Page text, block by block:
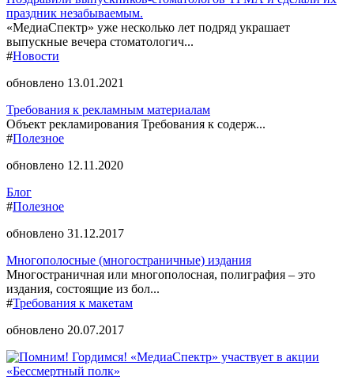
праздник незабываемым.
«МедиаСпектр» уже несколько лет подряд украшает
выпускные вечера стоматологич...
#Новости
обновлено 13.01.2021
Требования к рекламным материалам
Объект рекламирования Требования к содерж...
#Полезное
обновлено 12.11.2020
Блог
#Полезное
обновлено 31.12.2017
Многополосные (многостраничные) издания
Многостраничная или многополосная, полиграфия – это
издания, состоящие из бол...
#Требования к макетам
обновлено 20.07.2017